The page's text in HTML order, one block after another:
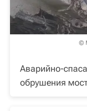
©
Аварийно-
обрушения